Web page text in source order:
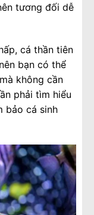
tương đối dễ
cá thần tiên
bạn có thể
không cần
phải tìm hiểu
bảo cá sinh